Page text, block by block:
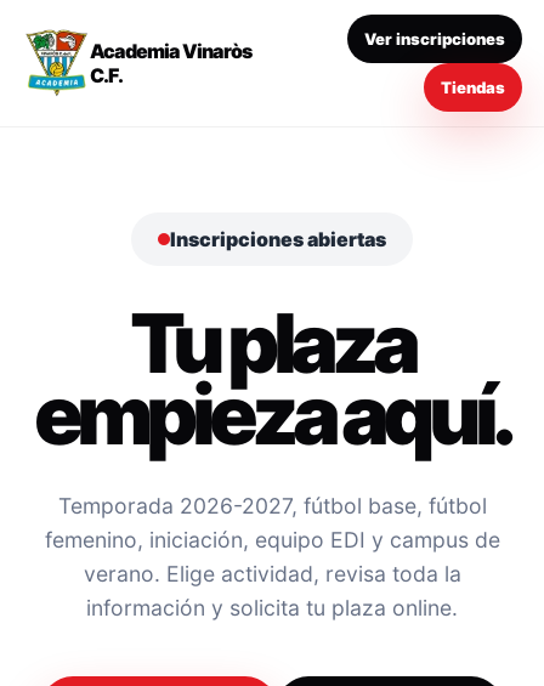
Academia Vinaròs
C.F.
Ver inscripciones
Tiendas
Inscripciones abiertas
Tu plaza
empieza aquí.
Temporada 2026-2027, fútbol base, fútbol
femenino, iniciación, equipo EDI y campus de
verano. Elige actividad, revisa toda la
información y solicita tu plaza online.